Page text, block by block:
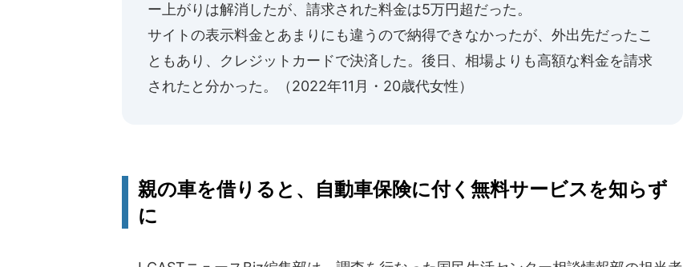
ー上がりは解消したが、請求された料金は5万円超だった。
サイトの表示料金とあまりにも違うので納得できなかったが、外出先だったこ
ともあり、クレジットカードで決済した。後日、相場よりも高額な料金を請求
されたと分かった。（2022年11月・20歳代女性）
親の車を借りると、自動車保険に付く無料サービスを知らず
に